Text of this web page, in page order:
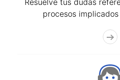
Resuelve tus dudas
procesos